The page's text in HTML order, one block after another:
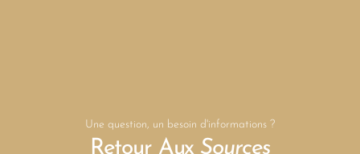
Une question, un besoin d'informations ?
Retour Aux Sources